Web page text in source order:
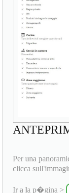
Per una
clicca
Ir a la p�gina >